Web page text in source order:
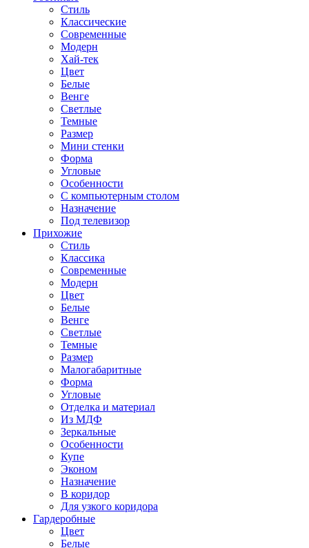
Стиль
Классические
Современные
Модерн
Хай-тек
Цвет
Белые
Венге
Светлые
Темные
Размер
Мини стенки
Форма
Угловые
Особенности
С компьютерным столом
Назначение
Под телевизор
Прихожие
Стиль
Классика
Современные
Модерн
Цвет
Белые
Венге
Светлые
Темные
Размер
Малогабаритные
Форма
Угловые
Отделка и материал
Из МДФ
Зеркальные
Особенности
Купе
Эконом
Назначение
В коридор
Для узкого коридора
Гардеробные
Цвет
Белые